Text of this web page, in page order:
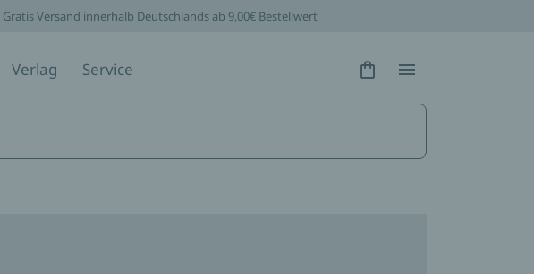
Versand innerhalb Deutschlands ab 9,00€ Bestellwert
Verlag Service Hidden Text
Hidden Text